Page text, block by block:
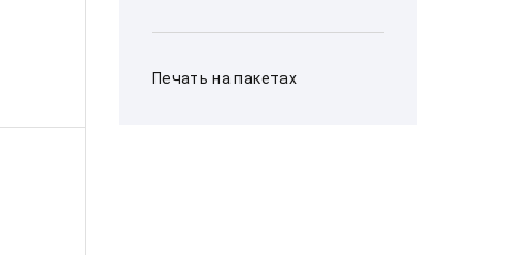
Печать на пакетах